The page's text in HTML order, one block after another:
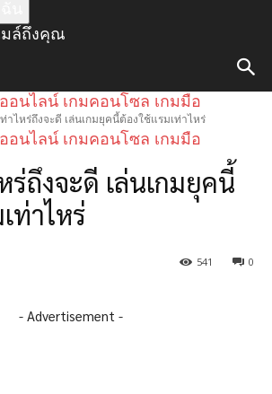
มล์ถึงคุณ
ท่าไหร่ถึงจะดี เล่นเกมยุคนี้ต้องใช้แรมเท่าไหร่
ร่ถึงจะดี เล่นเกมยุคนี้
ท่าไหร่
0
541
- Advertisement -